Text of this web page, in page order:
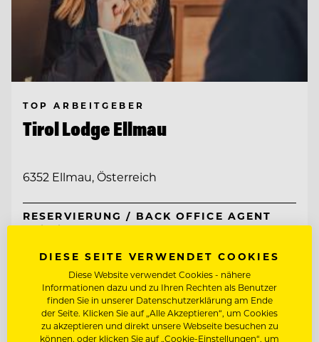
TOP ARBEITGEBER
Tirol Lodge Ellmau
6352 Ellmau, Österreich
RESERVIERUNG / BACK OFFICE AGENT
(M/W/D)
CHEF DE RANG
Entdecke alle Jobs
DIESE SEITE VERWENDET COOKIES
Diese Website verwendet Cookies - nähere
Informationen dazu und zu Ihren Rechten als Benutzer
finden Sie in unserer Datenschutzerklärung am Ende
der Seite. Klicken Sie auf „Alle Akzeptieren“, um Cookies
zu akzeptieren und direkt unsere Webseite besuchen zu
können, oder klicken Sie auf „Cookie-Einstellungen“, um